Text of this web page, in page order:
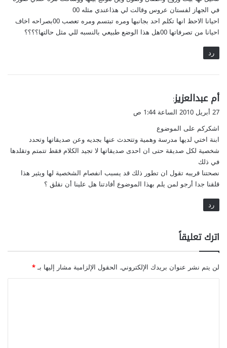
ف
ا
ل
ح
م
و
ه
ب
ا
ب
ي
ا
د
ا
ل
و
ز
ن
في الجهاز لفستان عروس وقالت لي هذاعندي مثله 00
احيانا الاحظ انها تكلم احد بجانبها ومره تبتسم ومره تعصب 00بصراحه اخاف
احيانا من تصرفاتها 00هل هذا الوضع طبيعي بالنسبه للي مثل حالتها؟؟؟؟
رد
ي
ق
ل
أم عبدالعزيز:
27 أبريل 2010 الساعة 1:44 ص
اشكركم على الموضوع
ابنة اختي لديها مدرسة وهمية وتتحدث عنها بجديه وعن صديقاتها وتحدد
شخصية لكل صديقة حتى ان احدى صديقاتها لا تجيد الكلام فقط تتمتم وتقلدها
في ذلك
نصحتنا قريبه تقول ان تطور ذلك قد يسبب انفصام الشخصية لها ويثير هذا
قلقنا جدا أرجو لمن يلم بهذا الموضوع أفادتنا هل علينا أن نقلق ؟
رد
اترك تعليقاً
لن يتم نشر عنوان بريدك الإلكتروني. الحقول الإلزامية مشار إليها بـ*